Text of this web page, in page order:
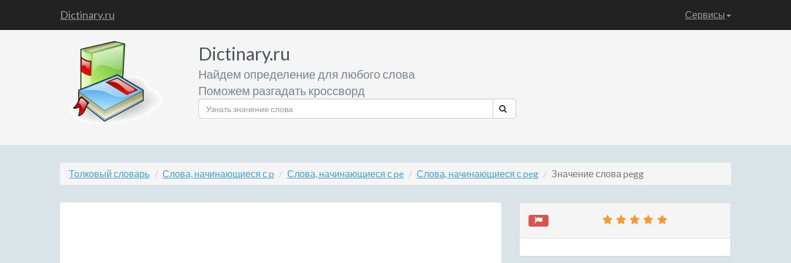
Dictinary.ru Сервисы
Dictinary.ru
Найдем определение для любого слова
Поможем разгадать кроссворд
Толковый словарь Слова, начинающиеся с p Слова, начинающиеся с pe Слова, начинающиеся с peg Значение слова pegg